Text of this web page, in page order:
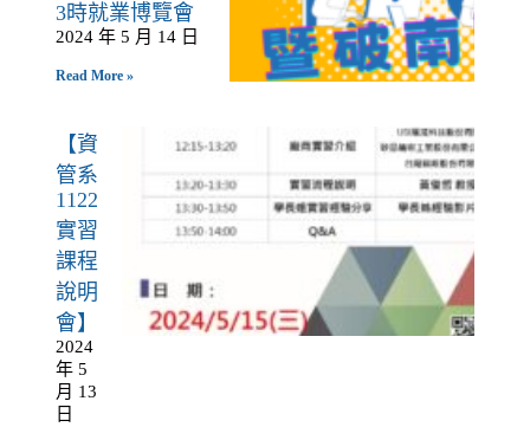
3時就業博覽會
2024 年 5 月 14 日
Read More »
【資
管系
1122
實習
課程
說明
會】
2024
年 5
月 13
日